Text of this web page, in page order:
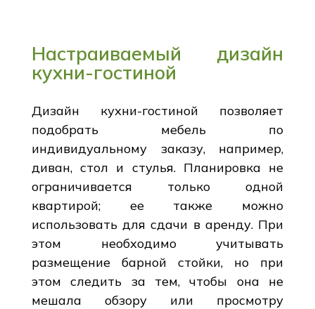
Настраиваемый дизайн
кухни-гостиной
Дизайн кухни-гостиной позволяет
подобрать мебель по
индивидуальному заказу, например,
диван, стол и стулья. Планировка не
ограничивается только одной
квартирой; ее также можно
использовать для сдачи в аренду. При
этом необходимо учитывать
размещение барной стойки, но при
этом следить за тем, чтобы она не
мешала обзору или просмотру